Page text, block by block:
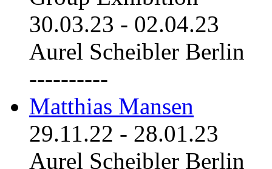
30.03.23 - 02.04.23
Aurel Scheibler Berlin
----------
Matthias Mansen
29.11.22 - 28.01.23
Aurel Scheibler Berlin